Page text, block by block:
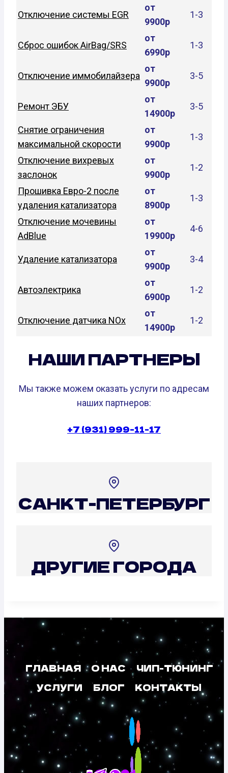
Отключение системы EGR
от
9900р
1-3
Сброс ошибок AirBag/SRS
от
6990р
1-3
Отключение иммобилайзера
от
9900р
3-5
Ремонт ЭБУ
от
14900р
3-5
Снятие ограничения
максимальной скорости
от
9900р
1-3
Отключение вихревых
заслонок
от
9900р
1-2
Прошивка Евро-2 после
удаления катализатора
от
8900р
1-3
Отключение мочевины
AdBlue
от
19900р
4-6
Удаление катализатора
от
9900р
3-4
Автоэлектрика
от
6900р
1-2
Отключение датчика NOx
от
14900р
1-2
НАШИ ПАРТНЕРЫ
Мы также можем оказать услуги по адресам
наших партнеров:
+7 (931) 999-11-17
САНКТ-ПЕТЕРБУРГ
ДРУГИЕ ГОРОДА
ГЛАВНАЯ О НАС
ЧИП-ТЮНИНГ
УСЛУГИ
БЛОГ КОНТАКТЫ